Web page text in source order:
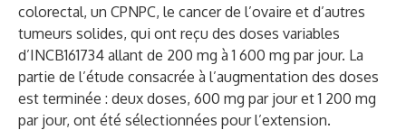
colorectal, un CPNPC, le cancer de l’ovaire et d’autres
tumeurs solides, qui ont reçu des doses variables
d’INCB161734 allant de 200 mg à 1 600 mg par jour. La
partie de l’étude consacrée à l’augmentation des doses
est terminée : deux doses, 600 mg par jour et 1 200 mg
par jour, ont été sélectionnées pour l’extension.